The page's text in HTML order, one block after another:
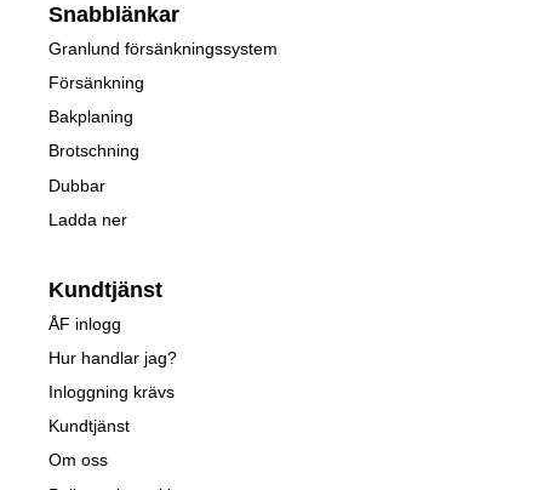
Snabblänkar
Granlund försänkningssystem
Försänkning
Bakplaning
Brotschning
Dubbar
Ladda ner
Kundtjänst
ÅF inlogg
Hur handlar jag?
Inloggning krävs
Kundtjänst
Om oss